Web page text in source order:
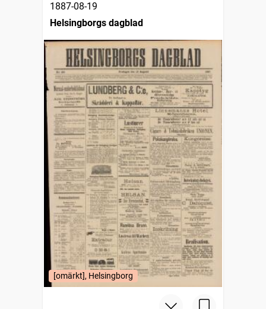
1887-08-19
Helsingborgs dagblad
[omärkt], Helsingborg